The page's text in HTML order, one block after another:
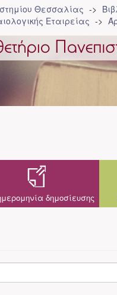
Θεσσαλίας
Εταιρείας
δημοσίευσης